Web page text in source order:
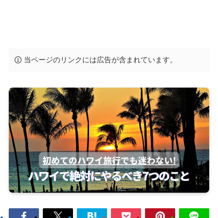
当ページのリンクには広告が含まれています。